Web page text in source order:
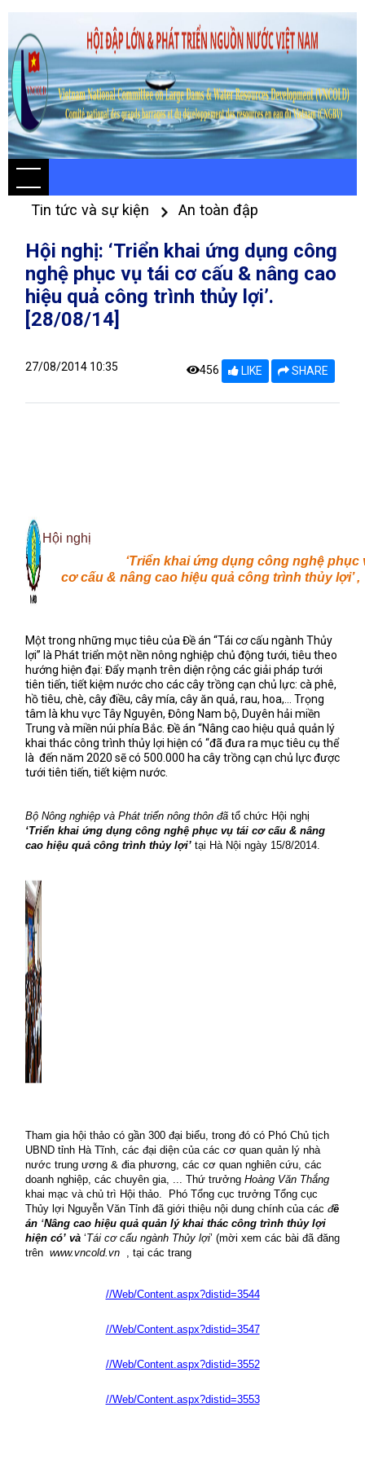
Tin tức và sự kiện An toàn đập
Hội nghị: ‘Triển khai ứng dụng công
nghệ phục vụ tái cơ cấu & nâng cao
hiệu quả công trình thủy lợi’.
[28/08/14]
27/08/2014 10:35 456 LIKE SHARE
Hội nghị
‘Triển khai ứng dụng công nghệ phục
cơ cấu & nâng cao hiệu quả công trình thủy lợi’ ,
Một trong những mục tiêu của Đề án “Tái cơ cấu ngành Thủy
lợi” là Phát triển một nền nông nghiệp chủ động tưới, tiêu theo
hướng hiện đại: Đẩy mạnh trên diện rộng các giải pháp tưới
tiên tiến, tiết kiệm nước cho các cây trồng cạn chủ lực: cà phê,
hồ tiêu, chè, cây điều, cây mía, cây ăn quả, rau, hoa,… Trọng
tâm là khu vực Tây Nguyên, Đông Nam bộ, Duyên hải miền
Trung và miền núi phía Bắc. Đề án “Nâng cao hiệu quả quản lý
khai thác công trình thủy lợi hiện có “đã đưa ra mục tiêu cụ thể
là đến năm 2020 sẽ có 500.000 ha cây trồng cạn chủ lực được
tưới tiên tiến, tiết kiệm nước.
Bộ Nông nghiệp và Phát triển nông thôn đã tổ chức Hội nghị
‘Triển khai ứng dụng công nghệ phục vụ tái cơ cấu & nâng
cao hiệu quả công trình thủy lợi’ tại Hà Nội ngày 15/8/2014.
Tham gia hội thảo có gần 300 đại biểu, trong đó có Phó Chủ tịch
UBND tỉnh Hà Tĩnh, các đại diện của các cơ quan quản lý nhà
nước trung ương & đia phương, các cơ quan nghiên cứu, các
doanh nghiệp, các chuyên gia, ... Thứ trưởng Hoàng Văn Thắng
khai mạc và chủ trì Hội thảo.
Phó Tổng cục trưởng Tổng cục
Thủy lợi Nguyễn Văn Tỉnh đã giới thiệu nội dung chính của các đề
án ‘Nâng cao hiệu quả quản lý khai thác công trình thủy lợi
hiện có’ và ‘Tái cơ cấu ngành Thủy lợi’ (mời xem các bài đã đăng
trên www.vncold.vn , tại các trang
//Web/Content.aspx?distid=3544
//Web/Content.aspx?distid=3547
//Web/Content.aspx?distid=3552
//Web/Content.aspx?distid=3553